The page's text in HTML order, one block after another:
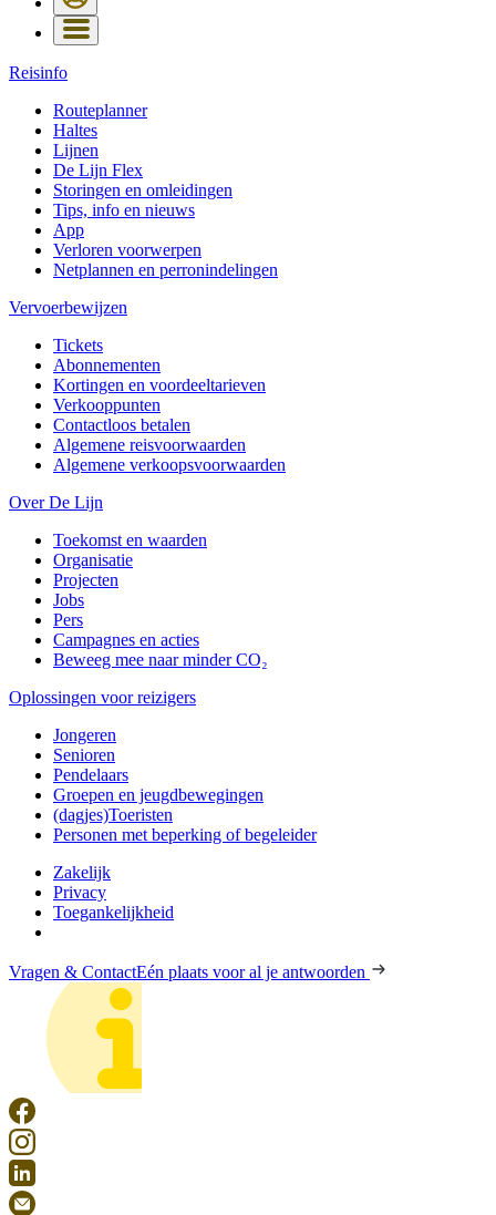
Reisinfo
Routeplanner
Haltes
Lijnen
De Lijn Flex
Storingen en omleidingen
Tips, info en nieuws
App
Verloren voorwerpen
Netplannen en perronindelingen
Vervoerbewijzen
Tickets
Abonnementen
Kortingen en voordeeltarieven
Verkooppunten
Contactloos betalen
Algemene reisvoorwaarden
Algemene verkoopsvoorwaarden
Over De Lijn
Toekomst en waarden
Organisatie
Projecten
Jobs
Pers
Campagnes en acties
Beweeg mee naar minder CO₂
Oplossingen voor reizigers
Jongeren
Senioren
Pendelaars
Groepen en jeugdbewegingen
(dagjes)Toeristen
Personen met beperking of begeleider
Zakelijk
Privacy
Toegankelijkheid
Vragen & ContactEén plaats voor al je antwoorden